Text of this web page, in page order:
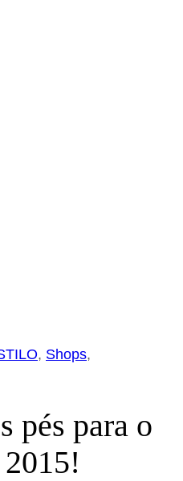
, Shops
pés para o